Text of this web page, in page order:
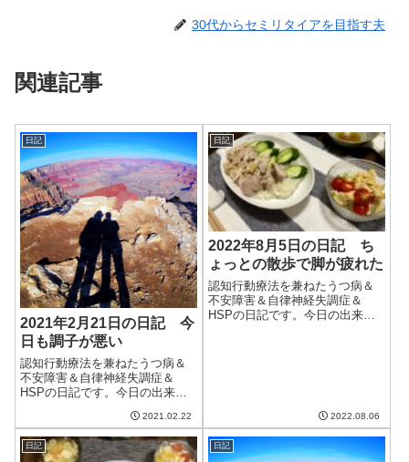
30代からセミリタイアを目指す夫
関連記事
日記
2021年2月21日の日記 今
日も調子が悪い
認知行動療法を兼ねたうつ病＆
不安障害＆自律神経失調症＆
HSPの日記です。今日の出来事
日。天気がよく、気温が20℃以
上に上がった。まるで春のよう
な、という表現を超えて暖か
2021.02.22
日記
2022年8月5日の日記 ち
ょっとの散歩で脚が疲れた
認知行動療法を兼ねたうつ病＆
不安障害＆自律神経失調症＆
HSPの日記です。今日の出来事
2022.08.06
日記 日記